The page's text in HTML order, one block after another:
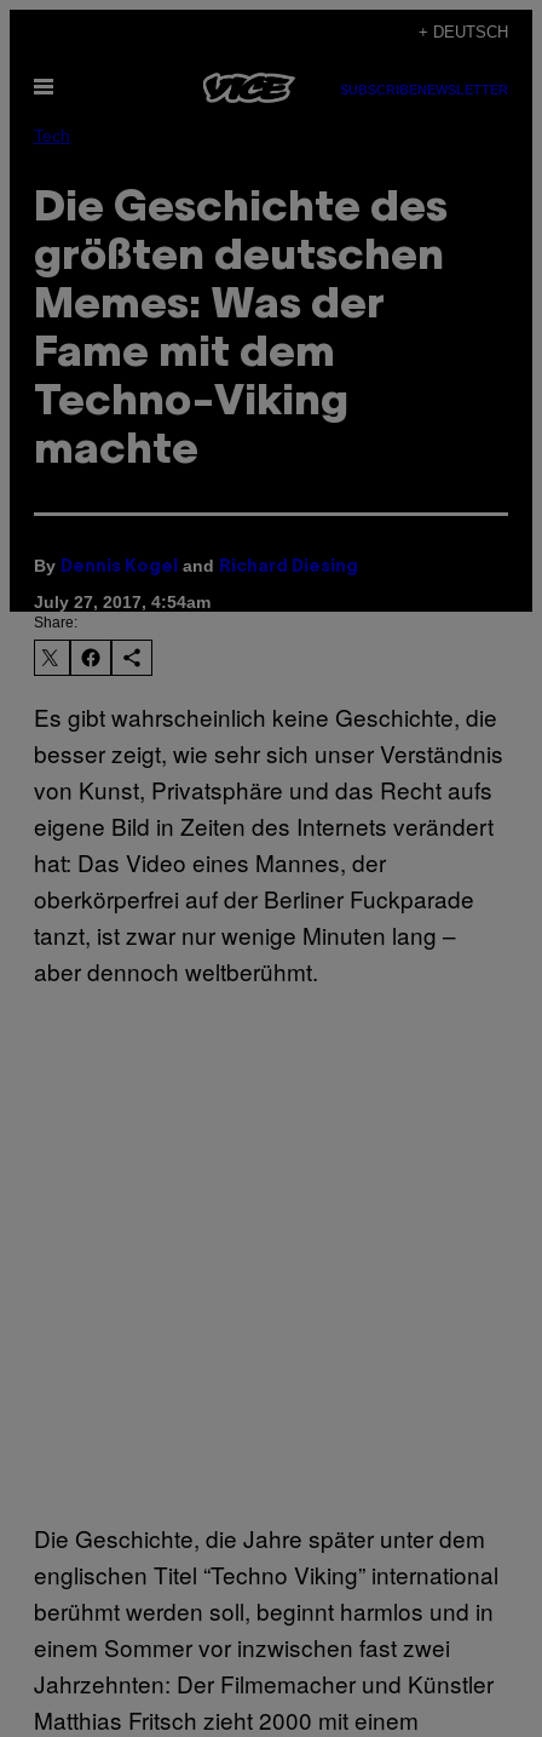
content
+ DEUTSCH
Open
SUBSCRIBENEWSLETTER
Tech
Die Geschichte des
größten deutschen
Memes: Was der
Fame mit dem
Techno-Viking
machte
By Dennis Kogel and Richard Diesing
July 27, 2017, 4:54am
Share:
Es gibt wahrscheinlich keine Geschichte, die
besser zeigt, wie sehr sich unser Verständnis
von Kunst, Privatsphäre und das Recht aufs
eigene Bild in Zeiten des Internets verändert
hat: Das Video eines Mannes, der
oberkörperfrei auf der Berliner Fuckparade
tanzt, ist zwar nur wenige Minuten lang –
aber dennoch weltberühmt.
Die Geschichte, die Jahre später unter dem
englischen Titel “Techno Viking” international
berühmt werden soll, beginnt harmlos und in
einem Sommer vor inzwischen fast zwei
Jahrzehnten: Der Filmemacher und Künstler
Matthias Fritsch zieht 2000 mit einem